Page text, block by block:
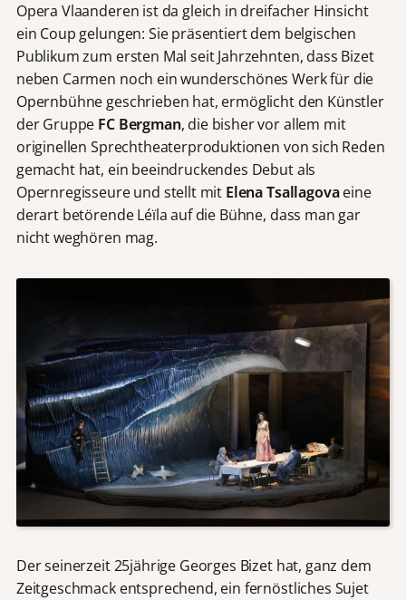
Opera Vlaanderen ist da gleich in dreifacher Hinsicht
ein Coup gelungen: Sie präsentiert dem belgischen
Publikum zum ersten Mal seit Jahrzehnten, dass Bizet
neben Carmen noch ein wunderschönes Werk für die
Opernbühne geschrieben hat, ermöglicht den Künstler
der Gruppe FC Bergman, die bisher vor allem mit
originellen Sprechtheaterproduktionen von sich Reden
gemacht hat, ein beeindruckendes Debut als
Opernregisseure und stellt mit Elena Tsallagovaeine
derart betörende Léïla auf die Bühne, dass man gar
nicht weghören mag.
Der seinerzeit 25jährige Georges Bizet hat, ganz dem
Zeitgeschmack entsprechend, ein fernöstliches Sujet